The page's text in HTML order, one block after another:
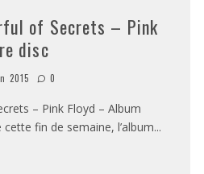
of Secrets – Pink
disc
2015 0
– Pink Floyd – Album
fin de semaine, l’album...